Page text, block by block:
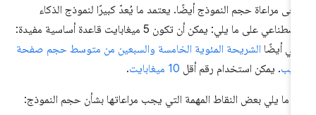
مراعاة حجم النموذج أيضًا. يعتمد ما يُعدّ كبيرًا لنموذج الذكاء
الاصطناعي على ما يلي: يمكن أن تكون 5 ميغابايت قاعدة أساسية مفيدة:
أيضًاالشريحة المئوية الخامسة والسبعين من متوسط حجم صفحة
. يمكن استخدام رقم أقل 10 ميغابايت .
ما يلي بعض النقاط المهمة التي يجب مراعاتها بشأن حجم النموذج: